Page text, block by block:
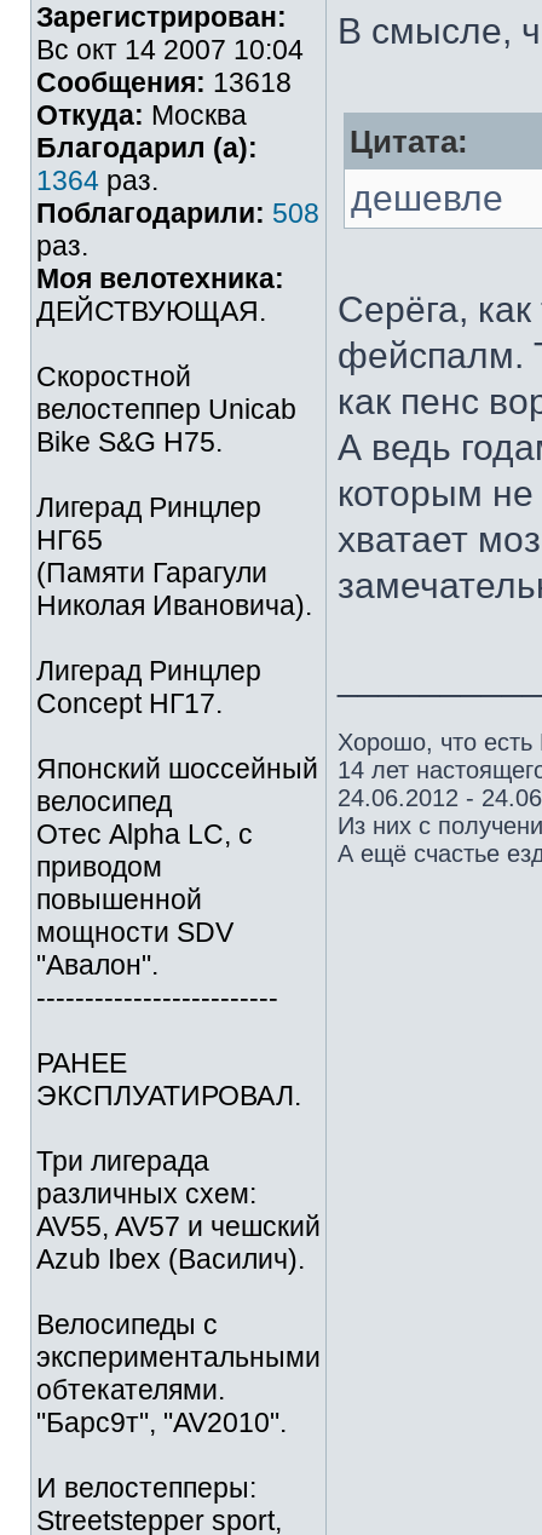
Зарегистрирован:
Вс окт 14 2007 10:04
Сообщения: 13618
Откуда: Москва
Благодарил (а):
1364 раз.
Поблагодарили: 508
раз.
Моя велотехника:
ДЕЙСТВУЮЩАЯ.
Скоростной
велостеппер Unicab
Bike S&G Н75.
Лигерад Ринцлер
НГ65
(Памяти Гарагули
Николая Ивановича).
Лигерад Ринцлер
Concept НГ17.
Японский шоссейный
велосипед
Отес Alpha LC, с
приводом
повышенной
мощности SDV
"Авалон".
-------------------------
РАНЕЕ
ЭКСПЛУАТИРОВАЛ.
Три лигерада
различных схем:
AV55, AV57 и чешский
Azub Ibex (Василич).
Велосипеды с
экспериментальными
обтекателями.
"Барс9т", "AV2010".
И велостепперы:
Streetstepper sport,
В смысле,
Цитата:
дешевле
Серёга,
фейспалм.
как пенс
А ведь
которым не
хватает
Хорошо, что
14 лет
24.06.2012 -
Из них с
А ещё счастье